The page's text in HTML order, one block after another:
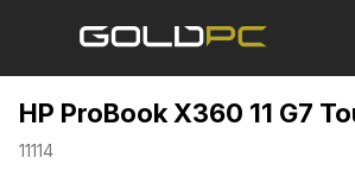
HP ProBook X360 11 G7
11114